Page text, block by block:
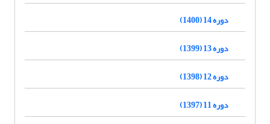
دوره 14 (1400)
دوره 13 (1399)
دوره 12 (1398)
دوره 11 (1397)